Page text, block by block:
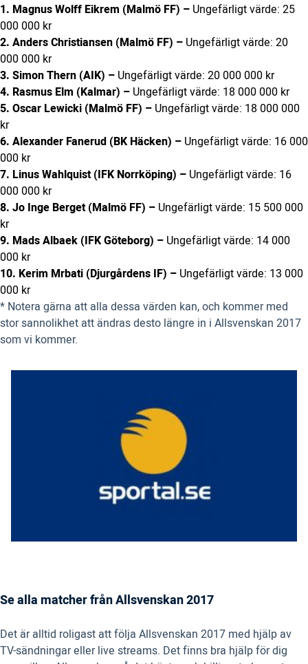
1. Magnus Wolff Eikrem (Malmö FF) – Ungefärligt värde: 25
000 000 kr
2. Anders Christiansen (Malmö FF) – Ungefärligt värde: 20
000 000 kr
3. Simon Thern (AIK) – Ungefärligt värde: 20 000 000 kr
4. Rasmus Elm (Kalmar) – Ungefärligt värde: 18 000 000 kr
5. Oscar Lewicki (Malmö FF) – Ungefärligt värde: 18 000 000
kr
6. Alexander Fanerud (BK Häcken) – Ungefärligt värde: 16 000
000 kr
7. Linus Wahlquist (IFK Norrköping) – Ungefärligt värde: 16
000 000 kr
8. Jo Inge Berget (Malmö FF) – Ungefärligt värde: 15 500 000
kr
9. Mads Albaek (IFK Göteborg) – Ungefärligt värde: 14 000
000 kr
10. Kerim Mrbati (Djurgårdens IF) – Ungefärligt värde: 13 000
000 kr
* Notera gärna att alla dessa värden kan, och kommer med
stor sannolikhet att ändras desto längre in i Allsvenskan 2017
som vi kommer.
Se alla matcher från Allsvenskan 2017
Det är alltid roligast att följa Allsvenskan 2017 med hjälp av
TV-sändningar eller live streams. Det finns bra hjälp för dig